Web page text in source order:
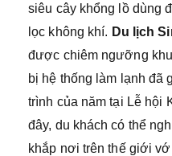
siêu cây khổng lồ dùng
lọc không khí. Du lịch
được chiêm ngưỡng
bị hệ thống làm lạnh đã
trình của năm tại Lễ hội
đây, du khách có thể
khắp nơi trên thế giới